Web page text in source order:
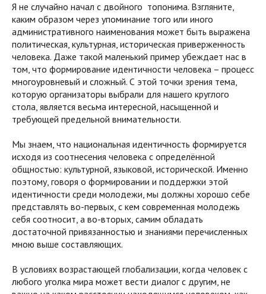
Я не случайно начал с двойного топонима. Взгляните,
каким образом через упоминание того или иного
административного наименования может быть выражена
политическая, культурная, историческая приверженность
человека. Даже такой маленький пример убеждает нас в
том, что формирование идентичности человека – процесс
многоуровневый и сложный. С этой точки зрения тема,
которую организаторы выбрали для нашего круглого
стола, является весьма интересной, насыщенной и
требующей предельной внимательности.
Мы знаем, что национальная идентичность формируется
исходя из соотнесения человека с определённой
общностью: культурной, языковой, исторической. Именно
поэтому, говоря о формировании и поддержки этой
идентичности среди молодежи, мы должны хорошо себе
представлять во-первых, с кем современная молодежь
себя соотносит, а во-вторых, самим обладать
достаточной привязанностью и знаниями перечисленных
мною выше составляющих.
В условиях возрастающей глобализации, когда человек с
любого уголка мира может вести диалог с другим, не